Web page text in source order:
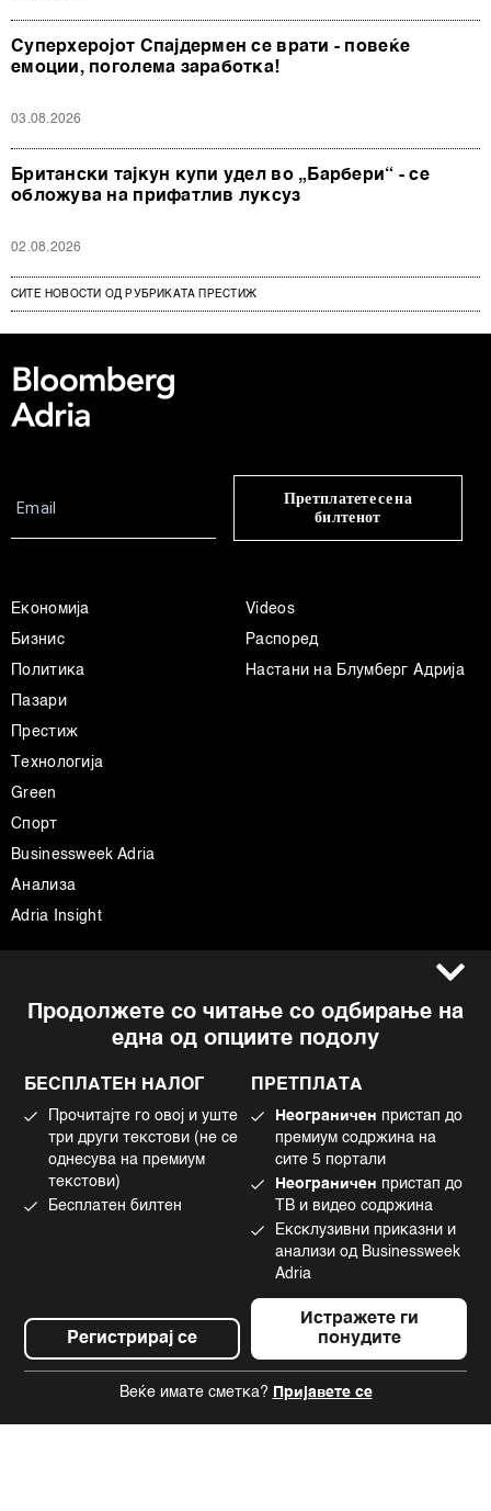
Суперхеројот Спајдермен се врати - повеќе
емоции, поголема заработка!
03.08.2026
Британски тајкун купи удел во „Барбери“ - се
обложува на прифатлив луксуз
02.08.2026
СИТЕ НОВОСТИ ОД РУБРИКАТА ПРЕСТИЖ
Продолжете со читање со одбирање на
една од опциите подолу
БЕСПЛАТЕН НАЛОГ
Прочитајте го овој и уште
три други текстови (не се
однесува на премиум
текстови)
Бесплатен билтен
Регистрирај се
ПРЕТПЛАТА
Неограничен пристап до
премиум содржина на
сите 5 портали
Неограничен пристап до
ТВ и видео содржина
Ексклузивни приказни и
анализи од Businessweek
Adria
Истражете ги
понудите
Веќе имате сметка? Пријавете се
Претплатете се на
билтенот
Економија
Бизнис
Политика
Пазари
Престиж
Технологија
Green
Спорт
Businessweek Adria
Анализа
Adria Insight
Videos
Распоред
Настани на Блумберг Адрија
Импресум
Политика на приватност
Политика за колачиња
Употреба на вештачка интелигенција
Facebook
Instagram
Twitter
Tiktok
BLOOMBERG logo are registered trademarks and service marks of
Bloomberg Finance L.P. or its subsidiaries, displayed with permission
Bloomberg Adria is a Mtel Swiss SA Property
News CMS by Cubes